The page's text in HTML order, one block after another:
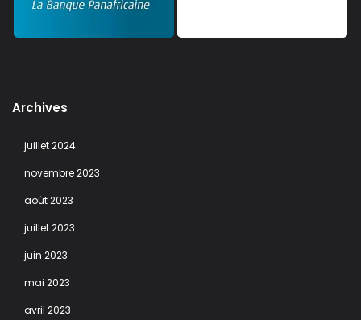
Archives
juillet 2024
novembre 2023
août 2023
juillet 2023
juin 2023
mai 2023
avril 2023